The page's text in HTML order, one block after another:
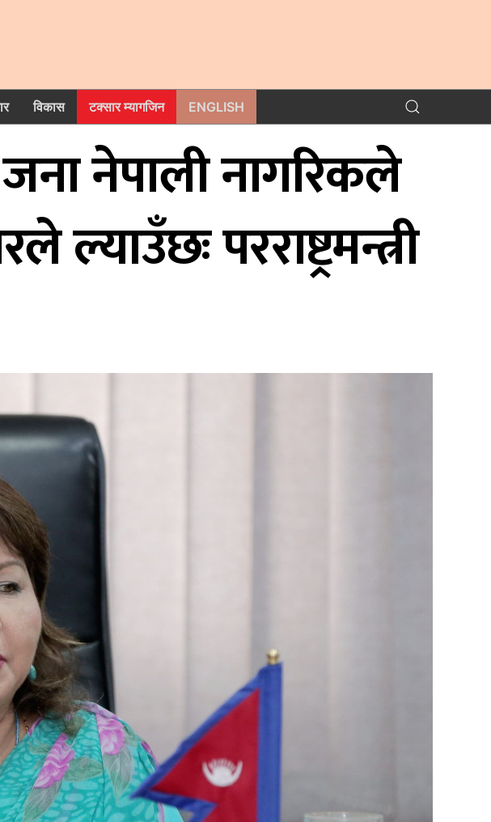
विकास टक्सार म्यागजिन ENGLISH
नेपाली नागरिकले
परराष्ट्रमन्त्री